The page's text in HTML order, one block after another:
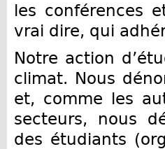
les conférences
vrai dire, qui
Notre action
climat. Nous
et, comme les
secteurs, nous
des étudiants